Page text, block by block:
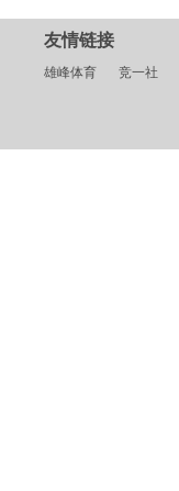
友情链接
雄峰体育 竞一社